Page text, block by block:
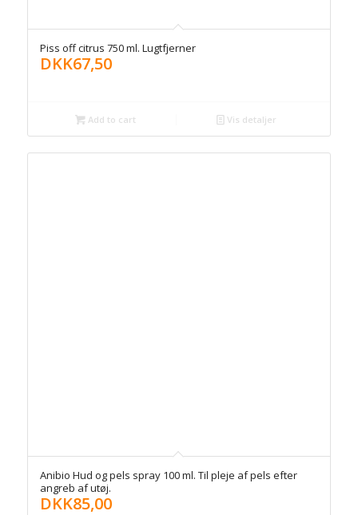
Piss off citrus 750 ml. Lugtfjerner
DKK67,50
Add to cart Vis detaljer
Anibio Hud og pels spray 100 ml. Til pleje af pels efter
angreb af utøj.
DKK85,00